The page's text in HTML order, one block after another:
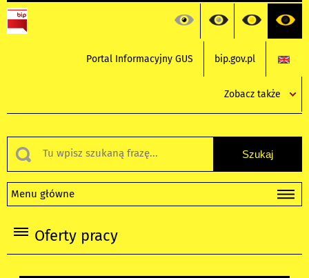
Portal Informacyjny GUS bip.gov.pl
Zobacz także
Menu główne
Oferty pracy